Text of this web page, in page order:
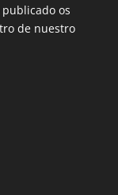
os
de nuestro